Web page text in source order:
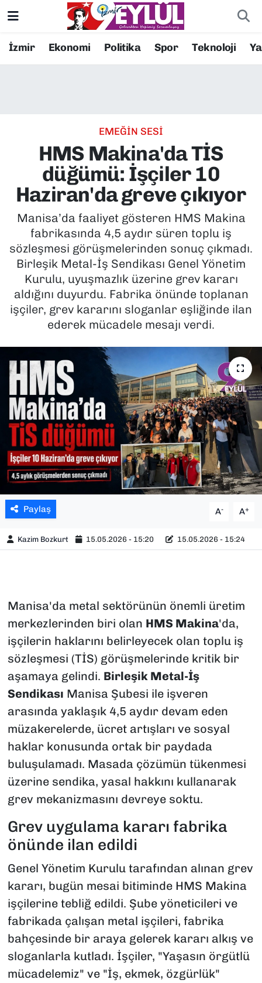
İzmir Ekonomi Politika Spor Teknoloji
EMEĞİN SESİ
HMS Makina'da TİS
düğümü: İşçiler 10
Haziran'da greve çıkıyor
Manisa’da faaliyet gösteren HMS Makina
fabrikasında 4,5 aydır süren toplu iş
sözleşmesi görüşmelerinden sonuç çıkmadı.
Birleşik Metal-İş Sendikası Genel Yönetim
Kurulu, uyuşmazlık üzerine grev kararı
aldığını duyurdu. Fabrika önünde toplanan
işçiler, grev kararını sloganlar eşliğinde ilan
ederek mücadele mesajı verdi.
Paylaş A- A+
Kazim Bozkurt 15.05.2026 - 15:20 15.05.2026 - 15:24
Manisa'da metal sektörünün önemli üretim
merkezlerinden biri olan HMS Makina'da,
işçilerin haklarını belirleyecek olan toplu iş
sözleşmesi (TİS) görüşmelerinde kritik bir
aşamaya gelindi. Birleşik Metal-İş
Sendikası Manisa Şubesi ile işveren
arasında yaklaşık 4,5 aydır devam eden
müzakerelerde, ücret artışları ve sosyal
haklar konusunda ortak bir paydada
buluşulamadı. Masada çözümün tükenmesi
üzerine sendika, yasal hakkını kullanarak
grev mekanizmasını devreye soktu.
Grev uygulama kararı fabrika
önünde ilan edildi
Genel Yönetim Kurulu tarafından alınan grev
kararı, bugün mesai bitiminde HMS Makina
işçilerine tebliğ edildi. Şube yöneticileri ve
fabrikada çalışan metal işçileri, fabrika
bahçesinde bir araya gelerek kararı alkış ve
sloganlarla kutladı. İşçiler, "Yaşasın örgütlü
mücadelemiz" ve "İş, ekmek, özgürlük"
Resmi İlanlar
EKONOMİ
KÜLTÜR SANAT
MAGAZİN
POLİTİKA
SAĞLIK
SPOR
YAŞAM
YEREL YÖNETİMLER
Konak Nöbetçi Eczaneler
Süper Lig Puan Durumu ve Fikstür
Tüm Manşetler
Son Dakika Haberleri
Haber Arşivi